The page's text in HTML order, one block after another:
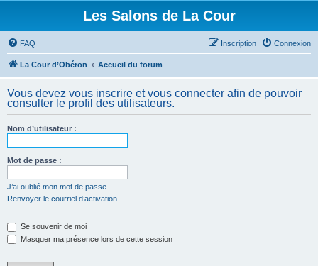
Les Salons de La Cour
FAQ Connexion
Inscription
La Cour d’Obéron Accueil du forum
Vous devez vous inscrire et vous connecter afin de pouvoir
consulter le profil des utilisateurs.
Nom d’utilisateur :
Mot de passe :
J’ai oublié mon mot de passe
Renvoyer le courriel d’activation
Se souvenir de moi
Masquer ma présence lors de cette session